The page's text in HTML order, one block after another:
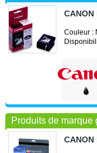
Couleur :
Produits de marque